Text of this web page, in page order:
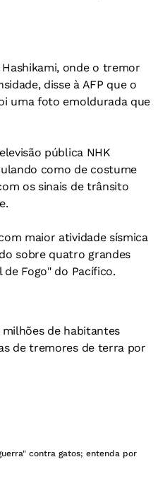
onde o tremor
disse à AFP que o
uma foto emoldurada que
pública NHK
como de costume
os sinais de trânsito
maior atividade sísmica
sobre quatro grandes
Fogo" do Pacífico.
milhões de habitantes
de tremores de terra por
contra gatos; entenda por